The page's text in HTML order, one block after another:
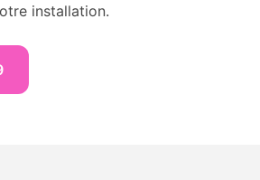
installation.